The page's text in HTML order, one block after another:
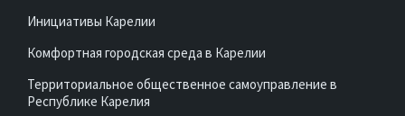
Инициативы Карелии
Комфортная городская среда в Карелии
Территориальное общественное самоуправление в
Республике Карелия